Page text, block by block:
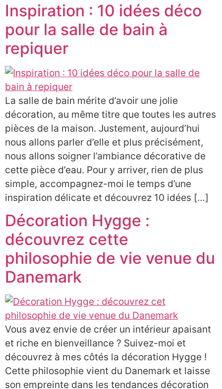
Inspiration : 10 idées déco
pour la salle de bain à
repiquer
La salle de bain mérite d’avoir une jolie
décoration, au même titre que toutes les autres
pièces de la maison. Justement, aujourd’hui
nous allons parler d’elle et plus précisément,
nous allons soigner l’ambiance décorative de
cette pièce d’eau. Pour y arriver, rien de plus
simple, accompagnez-moi le temps d’une
inspiration délicate et découvrez 10 idées […]
Décoration Hygge :
découvrez cette
philosophie de vie venue du
Danemark
Vous avez envie de créer un intérieur apaisant
et riche en bienveillance ? Suivez-moi et
découvrez à mes côtés la décoration Hygge !
Cette philosophie vient du Danemark et laisse
son empreinte dans les tendances décoration